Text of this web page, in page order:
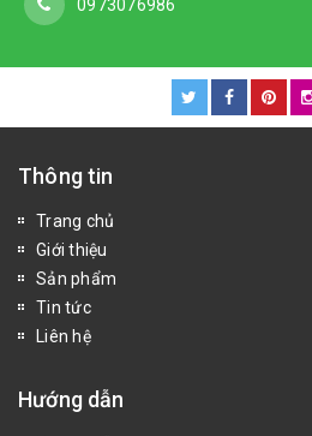
0973076986
Thông tin
Trang chủ
Giới thiệu
Sản phẩm
Tin tức
Liên hệ
Hướng dẫn